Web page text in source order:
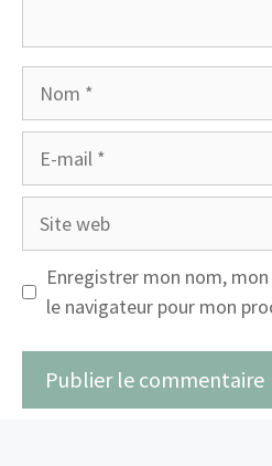
Site
Enregistrer mon nom,
le navigateur pour mon